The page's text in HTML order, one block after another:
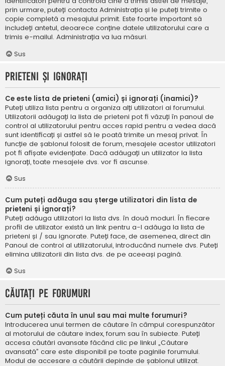
prin urmare, puteți contacta Administrația și le puteți trimite o
copie completă a mesajului primit. Este foarte important să
includeți antetul, deoarece conține datele utilizatorului care a
trimis e-mailul. Administrația va lua măsuri.
Sus
Prieteni și ignorați
Ce este lista de prieteni (amici) și ignorați (inamici)?
Puteți utiliza lista pentru a organiza alți utilizatori ai forumului.
Utilizatorii adăugați la lista de prieteni pot fi văzuți în panoul de
control al utilizatorului pentru acces rapid pentru a vedea dacă
sunt identificați și astfel să le poată trimite un mesaj privat. În
funcție de șablonul folosit de forum, mesajele acestor utilizatori
pot fi afișate evidențiate. Dacă adăugați un utilizator la lista
ignorați, toate mesajele dvs. vor fi ascunse.
Sus
Cum puteți adăuga sau șterge utilizatori din lista de
prieteni și ignorați?
Puteți adăuga utilizatori la lista dvs. în două moduri. În fiecare
profil de utilizator există un link pentru a-l adăuga la lista de
prieteni și / sau ignorate. Puteți face, de asemenea, direct din
Panoul de control al utilizatorului, introducând numele dvs. Puteți
elimina utilizatorii din lista dvs. de pe aceeași pagină.
Sus
Căutați pe forumuri
Cum puteți căuta în unul sau mai multe forumuri?
Introducerea unui termen de căutare în câmpul corespunzător
al motorului de căutare index, forum sau în subiecte. Puteți
accesa căutări avansate făcând clic pe linkul „Căutare
avansată” care este disponibil pe toate paginile forumului.
Modul de accesare a căutării depinde de șablonul utilizat.